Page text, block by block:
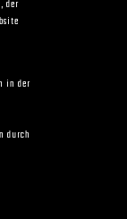
der
in der
durch